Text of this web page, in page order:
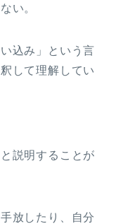
い。
込み」という言
して理解してい
説明することが
放したり、自分